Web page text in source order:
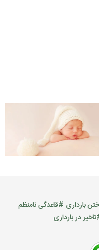
بارداری #قاعدگی نامنظم
در بارداری